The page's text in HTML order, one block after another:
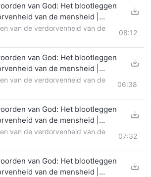
van God: Het blootleggen
van de mensheid |
van de verdorvenheid van de
08:12
van God: Het blootleggen
van de mensheid |
van de verdorvenheid van de
06:38
van God: Het blootleggen
van de mensheid |
van de verdorvenheid van de
07:32
van God: Het blootleggen
van de mensheid |